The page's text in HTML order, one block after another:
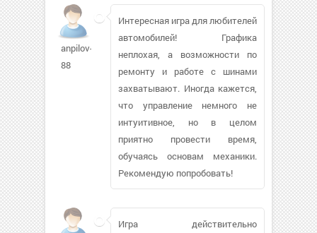
anpilov-
88
Интересная игра для любителей
автомобилей! Графика
неплохая, а возможности по
ремонту и работе с шинами
захватывают. Иногда кажется,
что управление немного не
интуитивное, но в целом
приятно провести время,
обучаясь основам механики.
Рекомендую попробовать!
Игра действительно